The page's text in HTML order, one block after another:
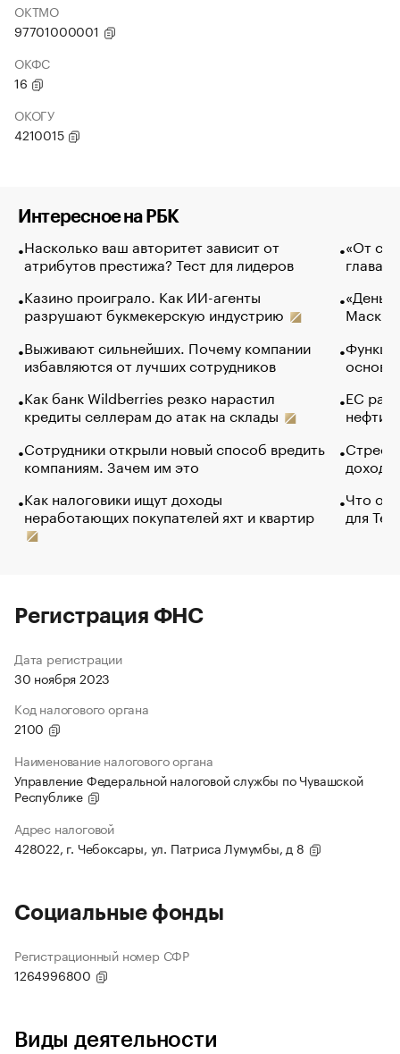
ОКТМО
97701000001
ОКФС
16
ОКОГУ
4210015
Интересное на РБК
Насколько ваш авторитет зависит от
атрибутов престижа? Тест для лидеров
Казино проиграло. Как ИИ-агенты
разрушают букмекерскую индустрию
Выживают сильнейших. Почему компании
избавляются от лучших сотрудников
Как банк Wildberries резко нарастил
кредиты селлерам до атак на склады
Сотрудники открыли новый способ вредить
компаниям. Зачем им это
Как налоговики ищут доходы
неработающих покупателей яхт и квартир
«От
глава
Маск в
основ
ЕС
нефти
Что
для
Регистрация ФНС
Дата регистрации
30 ноября 2023
Код налогового органа
2100
Наименование налогового органа
Управление Федеральной налоговой службы по Чувашской
Республике
Адрес налоговой
428022, г. Чебоксары, ул. Патриса Лумумбы, д 8
Социальные фонды
Регистрационный номер СФР
1264996800
Виды деятельности